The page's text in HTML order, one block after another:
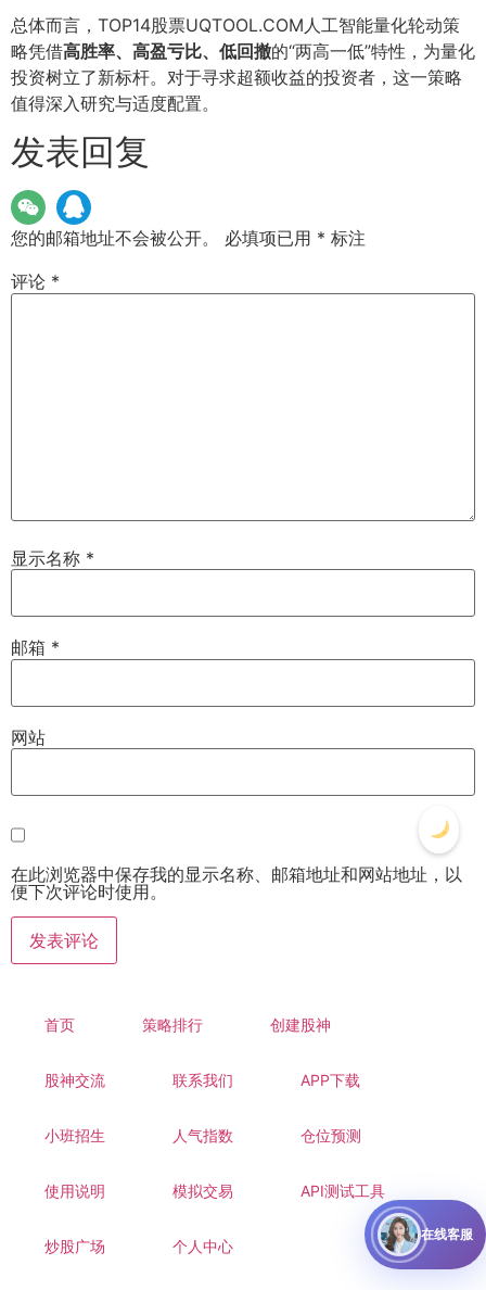
总体而言，TOP14股票UQTOOL.COM人工智能量化轮动策
略凭借高胜率、高盈亏比、低回撤的“两高一低”特性，为量化
投资树立了新标杆。对于寻求超额收益的投资者，这一策略
值得深入研究与适度配置。
发表回复
您的邮箱地址不会被公开。 必填项已用 * 标注
评论 *
显示名称 *
邮箱 *
网站
在此浏览器中保存我的显示名称、邮箱地址和网站地址，以
便下次评论时使用。
首页 策略排行 创建股神
股神交流 联系我们 APP下载
小班招生 人气指数 仓位预测
使用说明 模拟交易 API测试工具
炒股广场 个人中心
在线客服